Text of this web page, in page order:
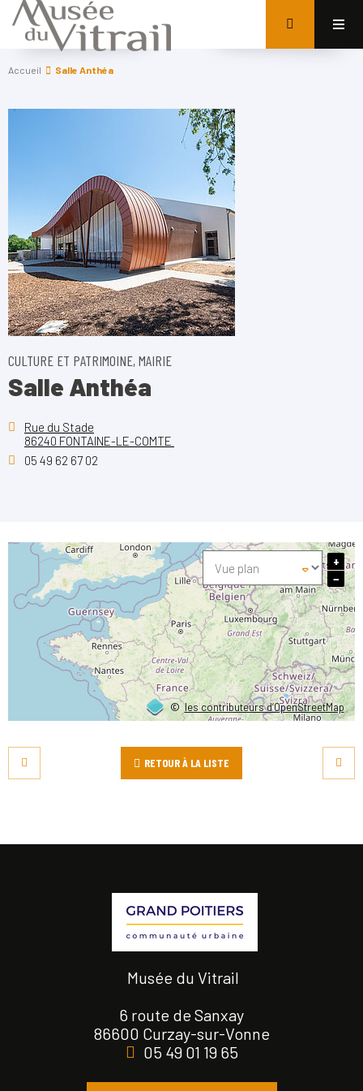
Accueil Salle Anthéa
CULTURE ET PATRIMOINE, MAIRIE
Salle Anthéa
Rue du Stade
86240 FONTAINE-LE-COMTE
05 49 62 67 02
©les contributeurs d’OpenStreetMap
+
−
RETOUR À LA LISTE
Musée du Vitrail
6 route de Sanxay
86600 Curzay-sur-Vonne
05 49 01 19 65